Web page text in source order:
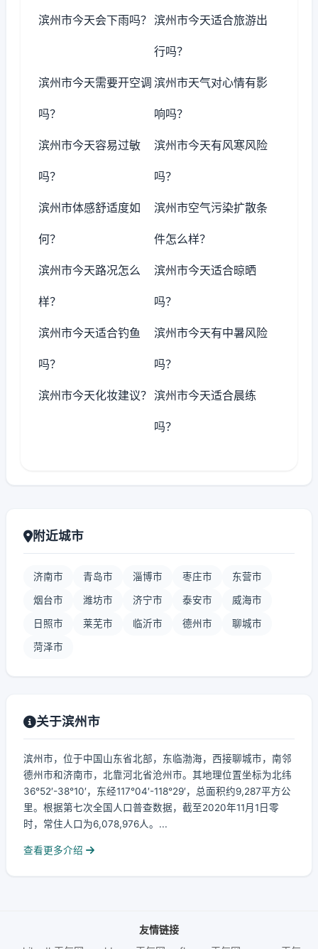
滨州市今天会下雨吗？ 滨州市今天适合旅游出
行吗？
滨州市今天需要开空调
吗？
滨州市天气对心情有影
响吗？
滨州市今天容易过敏
吗？
滨州市今天有风寒风险
吗？
滨州市体感舒适度如
何？
滨州市空气污染扩散条
件怎么样？
滨州市今天路况怎么
样？
滨州市今天适合晾晒
吗？
滨州市今天适合钓鱼
吗？
滨州市今天有中暑风险
吗？
滨州市今天化妆建议？ 滨州市今天适合晨练
吗？
附近城市
济南市 青岛市 淄博市 枣庄市 东营市
烟台市 潍坊市 济宁市 泰安市 威海市
日照市 莱芜市 临沂市 德州市 聊城市
菏泽市
关于滨州市
滨州市，位于中国山东省北部，东临渤海，西接聊城市，南邻
德州市和济南市，北靠河北省沧州市。其地理位置坐标为北纬
36°52′-38°10′，东经117°04′-118°29′，总面积约9,287平方公
里。根据第七次全国人口普查数据，截至2020年11月1日零
时，常住人口为6,078,976人。...
查看更多介绍
友情链接